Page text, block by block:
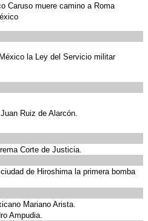
Caruso muere camino a Roma
la Ley del Servicio militar
Ruiz de Alarcón.
Corte de Justicia.
de Hiroshima la primera bomba
Mariano Arista.
Ampudia.